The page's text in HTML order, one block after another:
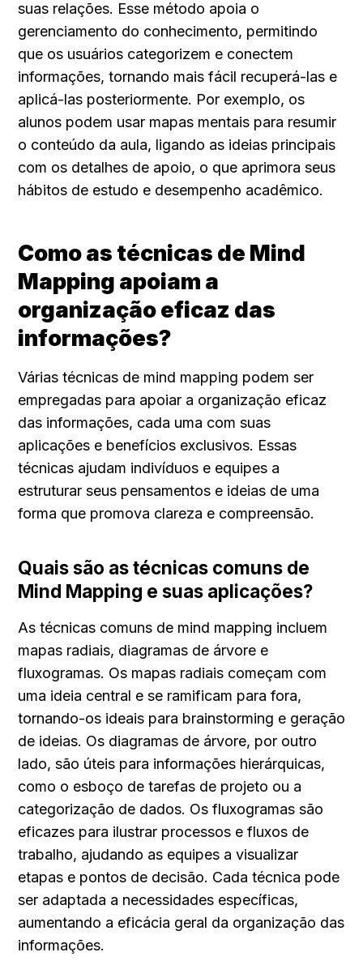
suas relações. Esse método apoia o
gerenciamento do conhecimento, permitindo
que os usuários categorizem e conectem
informações, tornando mais fácil recuperá-las e
aplicá-las posteriormente. Por exemplo, os
alunos podem usar mapas mentais para resumir
o conteúdo da aula, ligando as ideias principais
com os detalhes de apoio, o que aprimora seus
hábitos de estudo e desempenho acadêmico.
Como as técnicas de Mind
Mapping apoiam a
organização eficaz das
informações?
Várias técnicas de mind mapping podem ser
empregadas para apoiar a organização eficaz
das informações, cada uma com suas
aplicações e benefícios exclusivos. Essas
técnicas ajudam indivíduos e equipes a
estruturar seus pensamentos e ideias de uma
forma que promova clareza e compreensão.
Quais são as técnicas comuns de
Mind Mapping e suas aplicações?
As técnicas comuns de mind mapping incluem
mapas radiais, diagramas de árvore e
fluxogramas. Os mapas radiais começam com
uma ideia central e se ramificam para fora,
tornando-os ideais para brainstorming e geração
de ideias. Os diagramas de árvore, por outro
lado, são úteis para informações hierárquicas,
como o esboço de tarefas de projeto ou a
categorização de dados. Os fluxogramas são
eficazes para ilustrar processos e fluxos de
trabalho, ajudando as equipes a visualizar
etapas e pontos de decisão. Cada técnica pode
ser adaptada a necessidades específicas,
aumentando a eficácia geral da organização das
informações.